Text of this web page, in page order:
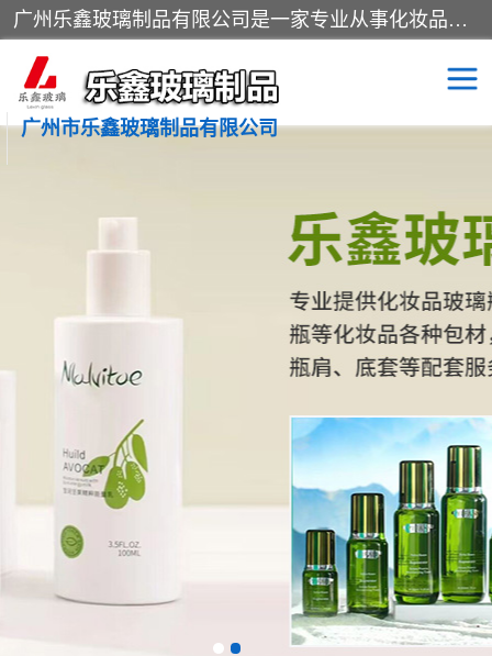
广州乐鑫玻璃制品有限公司是一家专业从事化妆品瓶子、化妆品玻璃瓶子、膏霜瓶、化妆品玻璃瓶等产品的集开发研制、生产、销售于一体的实业型玻璃制品生产企业。产品从设计、开模、试样、生产、蒙砂、抛光、喷涂、高低温单色及多色印刷，烫金（银）到交货实现一条龙服务。
广州市乐鑫玻璃制品有限公司
化妆品包装瓶 香水包装瓶
化妆品玻璃瓶
玻璃瓶
拉管瓶